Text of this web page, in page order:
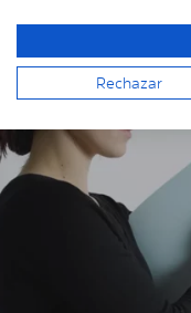
Instalar
Rechazar